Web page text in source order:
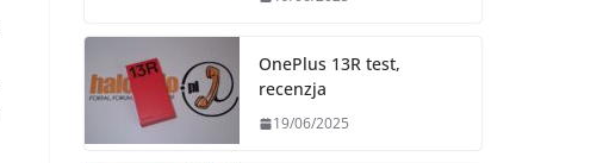
OnePlus 13R test,
recenzja
19/06/2025